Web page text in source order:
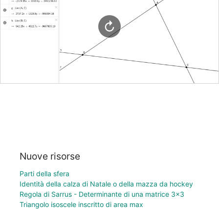
Nuove risorse
Parti della sfera
Identità della calza di Natale o della mazza da hockey
Regola di Sarrus - Determinante di una matrice 3×3
Triangolo isoscele inscritto di area max